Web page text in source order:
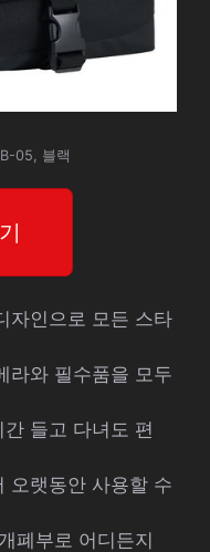
05, 블랙
자인으로 모든 스타
라와 필수품을 모두
들고 다녀도 편
오랫동안 사용할 수
폐부로 어디든지